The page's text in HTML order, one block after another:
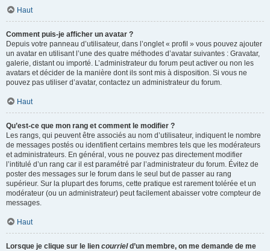
Haut
Comment puis-je afficher un avatar ?
Depuis votre panneau d’utilisateur, dans l’onglet « profil » vous pouvez ajouter
un avatar en utilisant l’une des quatre méthodes d’avatar suivantes : Gravatar,
galerie, distant ou importé. L’administrateur du forum peut activer ou non les
avatars et décider de la manière dont ils sont mis à disposition. Si vous ne
pouvez pas utiliser d’avatar, contactez un administrateur du forum.
Haut
Qu’est-ce que mon rang et comment le modifier ?
Les rangs, qui peuvent être associés au nom d’utilisateur, indiquent le nombre
de messages postés ou identifient certains membres tels que les modérateurs
et administrateurs. En général, vous ne pouvez pas directement modifier
l’intitulé d’un rang car il est paramétré par l’administrateur du forum. Évitez de
poster des messages sur le forum dans le seul but de passer au rang
supérieur. Sur la plupart des forums, cette pratique est rarement tolérée et un
modérateur (ou un administrateur) peut facilement abaisser votre compteur de
messages.
Haut
Lorsque je clique sur le lien courrield’un membre, on me demande de me